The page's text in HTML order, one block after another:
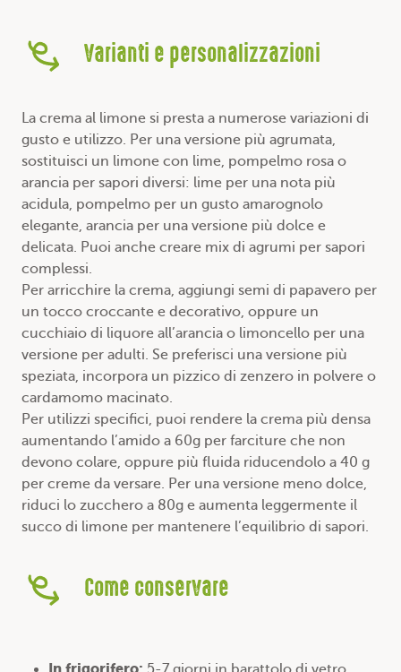
Varianti e personalizzazioni
La crema al limone si presta a numerose variazioni di
gusto e utilizzo. Per una versione più agrumata,
sostituisci un limone con lime, pompelmo rosa o
arancia per sapori diversi: lime per una nota più
acidula, pompelmo per un gusto amarognolo
elegante, arancia per una versione più dolce e
delicata. Puoi anche creare mix di agrumi per sapori
complessi.
Per arricchire la crema, aggiungi semi di papavero per
un tocco croccante e decorativo, oppure un
cucchiaio di liquore all’arancia o limoncello per una
versione per adulti. Se preferisci una versione più
speziata, incorpora un pizzico di zenzero in polvere o
cardamomo macinato.
Per utilizzi specifici, puoi rendere la crema più densa
aumentando l’amido a 60g per farciture che non
devono colare, oppure più fluida riducendolo a 40 g
per creme da versare. Per una versione meno dolce,
riduci lo zucchero a 80g e aumenta leggermente il
succo di limone per mantenere l’equilibrio di sapori.
Come conservare